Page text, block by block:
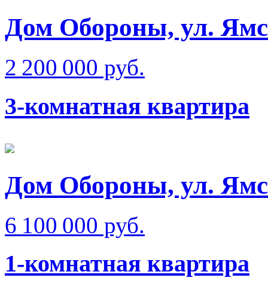
Дом Обороны, ул.
2 200 000 руб.
3-комнатная квартира
Дом Обороны, ул.
6 100 000 руб.
1-комнатная квартира